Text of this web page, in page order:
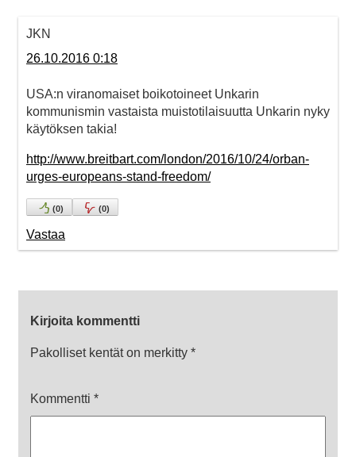
JKN
26.10.2016 0:18
USA:n viranomaiset boikotoineet Unkarin
kommunismin vastaista muistotilaisuutta Unkarin nyky
käytöksen takia!
http://www.breitbart.com/london/2016/10/24/orban-
urges-europeans-stand-freedom/
(0) (0)
Vastaa
Kirjoita kommentti
Pakolliset kentät on merkitty *
Kommentti *